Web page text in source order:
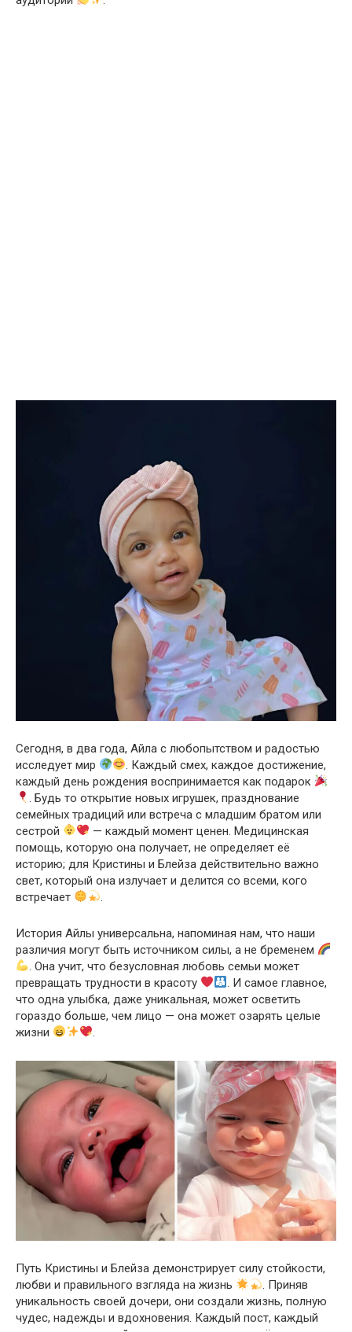
Сегодня, в два года, Айла с любопытством и радостью
исследует мир
. Каждый смех, каждое достижение,
каждый день рождения воспринимается как подарок
. Будь то открытие новых игрушек, празднование
семейных традиций или встреча с младшим братом или
сестрой
— каждый момент ценен. Медицинская
помощь, которую она получает, не определяет её
историю; для Кристины и Блейза действительно важно
свет, который она излучает и делится со всеми, кого
встречает
.
История Айлы универсальна, напоминая нам, что наши
различия могут быть источником силы, а не бременем
. Она учит, что безусловная любовь семьи может
превращать трудности в красоту
. И самое главное,
что одна улыбка, даже уникальная, может осветить
гораздо больше, чем лицо — она может озарять целые
жизни
.
Путь Кристины и Блейза демонстрирует силу стойкости,
любви и правильного взгляда на жизнь
. Приняв
уникальность своей дочери, они создали жизнь, полную
чудес, надежды и вдохновения. Каждый пост, каждый